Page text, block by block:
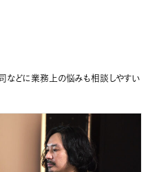
などに業務上の悩みも相談しやすい